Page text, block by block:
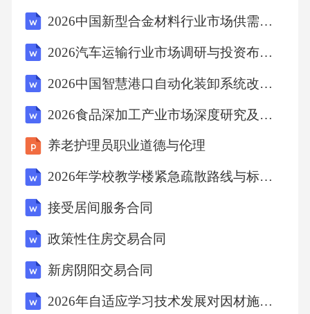
量白蛋白尿等靶器官损害，则需直接联合用
药。分级启动标准对暂未用药患者需建立每周
家庭血压监测制度，若3个月内未达标或出现新
发危险因素，应立即启动药物治疗。动态监测
机制治疗启动时机决策推荐使用ACEI/ARB+CC
B或ACEI/ARB+利尿剂的固定复方制剂作为优选
方案，可简化给药方案、提高长期治疗依从
性，尤其适合基层医疗机构应用。复方制剂优
者；C(CCB)优先用于老年单纯收缩期高血压；
D(利尿剂)推荐与其它药物联用增强疗效；β受体
阻滞剂保留用于特定合并症患者。基础用药AB
2026中国新型合金材料行业市场供需现状调研及投资建设项目规划分析研究报告
2026汽车运输行业市场调研与投资布局报告
2026中国智慧港口自动化装卸系统改造案例研究
2026食品深加工产业市场深度研究及冷链物流体系完善与企业品牌国际化策略分析
养老护理员职业道德与伦理
2026年学校教学楼紧急疏散路线与标识设置
接受居间服务合同
政策性住房交易合同
新房阴阳交易合同
2026年自适应学习技术发展对因材施教的影响